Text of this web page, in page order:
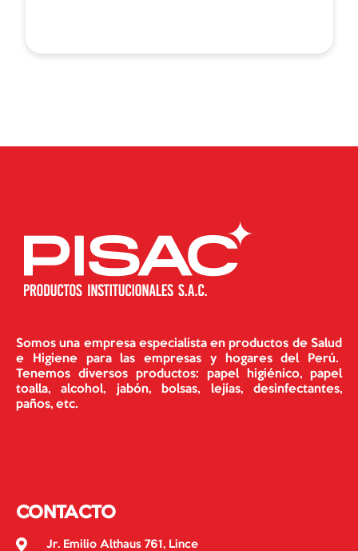
Somos una empresa especialista en productos de Salud
e Higiene para las empresas y hogares del Perú.
Tenemos diversos productos: papel higiénico, papel
toalla, alcohol, jabón, bolsas, lejías, desinfectantes,
paños, etc.
CONTACTO
Jr. Emilio Althaus 761, Lince